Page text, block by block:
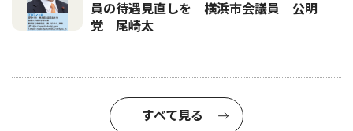
員の待遇見直しを 横浜市会議員 公明
党 尾崎太
すべて見る